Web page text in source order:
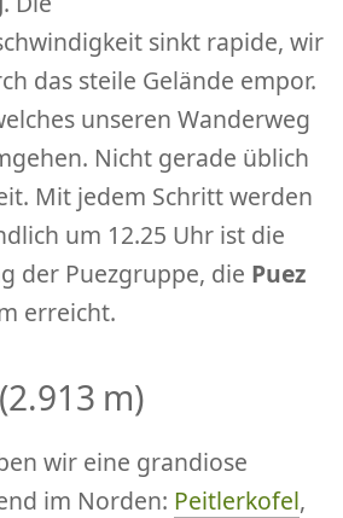
sinkt rapide, wir
das steile Gelände empor.
unseren Wanderweg
Nicht gerade üblich
Mit jedem Schritt werden
um 12.25 Uhr ist die
der Puezgruppe, die Puez
erreicht.
m)
wir eine grandiose
im Norden: Peitlerkofel,